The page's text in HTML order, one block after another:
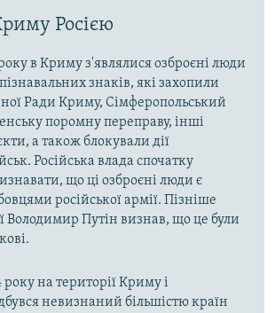
Росією
в Криму з'являлися озброєні люди
знаків, які захопили
Ради Криму, Сімферопольський
поромну переправу, інші
а також блокували дії
Російська влада спочатку
що ці озброєні люди є
російської армії. Пізніше
Володимир Путін визнав, що це були
року на території Криму і
невизнаний більшістю країн